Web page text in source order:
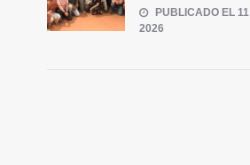
PUBLICADO EL
2026